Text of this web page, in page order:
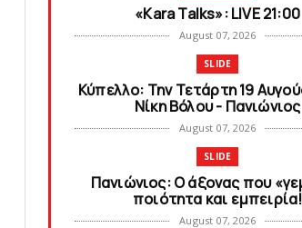
«Kara Talks»: LIVE 21:00
August 07, 2026
SLIDE
Κύπελλο: Την Τετάρτη 19
Νίκη Βόλου - Πανιώνιος
August 07, 2026
SLIDE
Πανιώνιος: O άξονας που
ποιότητα και εμπειρία!
August 07, 2026